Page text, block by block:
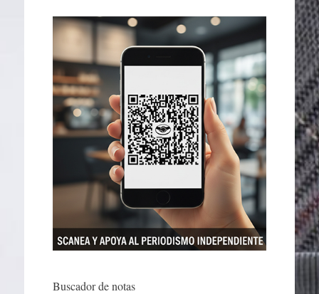
Buscador de notas